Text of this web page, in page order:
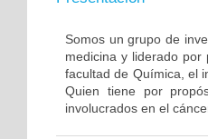
Somos un grupo de
medicina y liderado por
facultad de Química, el
Quien tiene por
involucrados en el